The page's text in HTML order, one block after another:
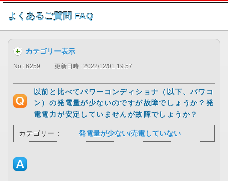
このページの本文へ
よくあるご質問 FAQ
カテゴリー表示
No : 6259 更新日時 : 2022/12/01 19:57
以前と比べてパワーコンディショナ（以下、パワコ
ン）の発電量が少ないのですが故障でしょうか？発
電電力が安定していませんが故障でしょうか？
カテゴリー： 発電量が少ない/売電していない